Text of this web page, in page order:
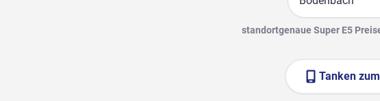
Suche
standortgenaue Super E5
Tanken zum